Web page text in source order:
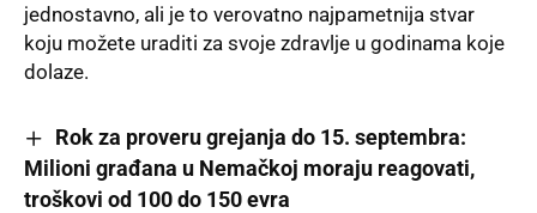
jednostavno, ali je to verovatno najpametnija stvar
koju možete uraditi za svoje zdravlje u godinama koje
dolaze.
Rok za proveru grejanja do 15. septembra:
Milioni građana u Nemačkoj moraju reagovati,
troškovi od 100 do 150 evra